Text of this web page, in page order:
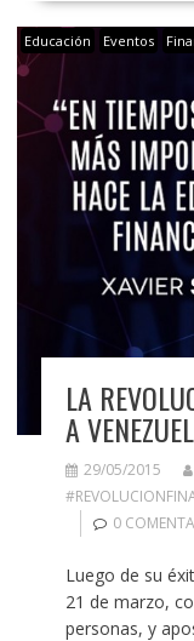
Educación Eventos
LA
A
29/05/2015
0
Luego de su
21 de marzo,
personas, y